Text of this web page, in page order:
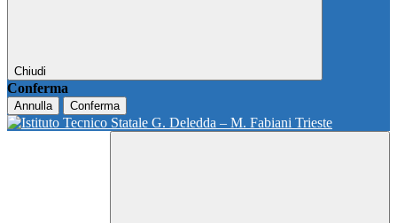
Chiudi
Conferma
Annulla Conferma